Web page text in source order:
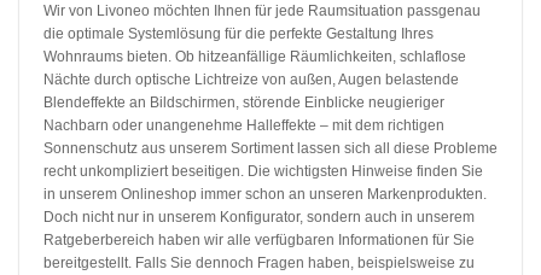
Wir von Livoneo möchten Ihnen für jede Raumsituation passgenau
die optimale Systemlösung für die perfekte Gestaltung Ihres
Wohnraums bieten. Ob hitzeanfällige Räumlichkeiten, schlaflose
Nächte durch optische Lichtreize von außen, Augen belastende
Blendeffekte an Bildschirmen, störende Einblicke neugieriger
Nachbarn oder unangenehme Halleffekte – mit dem richtigen
Sonnenschutz aus unserem Sortiment lassen sich all diese Probleme
recht unkompliziert beseitigen. Die wichtigsten Hinweise finden Sie
in unserem Onlineshop immer schon an unseren Markenprodukten.
Doch nicht nur in unserem Konfigurator, sondern auch in unserem
Ratgeberbereich haben wir alle verfügbaren Informationen für Sie
bereitgestellt. Falls Sie dennoch Fragen haben, beispielsweise zu